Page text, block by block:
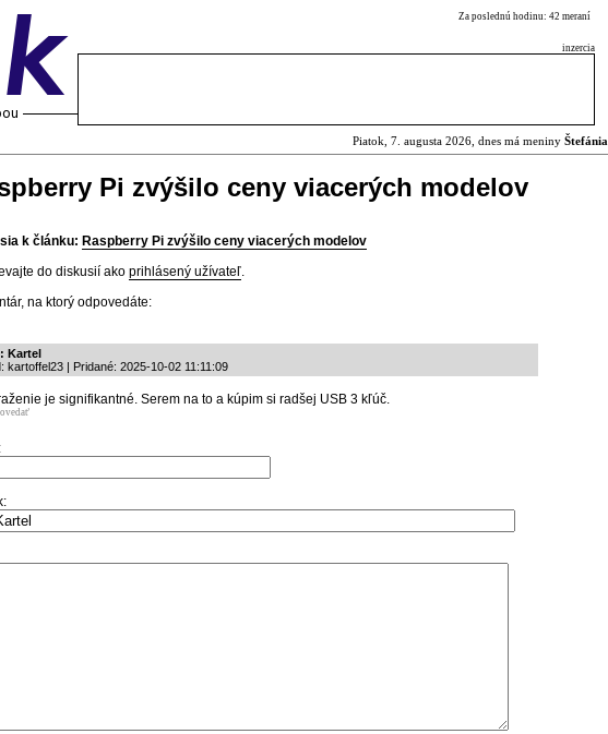
Za poslednú hodinu: 42 meraní
inzercia
Piatok, 7. augusta 2026, dnes má meniny Štefánia
Pi zvýšilo ceny viacerých modelov
k článku: Raspberry Pi zvýšilo ceny viacerých modelov
do diskusií ako prihlásený užívateľ.
na ktorý odpovedáte:
Kartel
kartoffel23 | Pridané: 2025-10-02 11:11:09
je signifikantné. Serem na to a kúpim si radšej USB 3 kľúč.